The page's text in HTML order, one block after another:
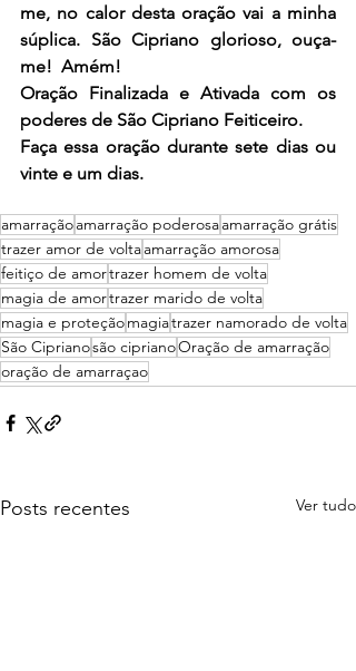
me, no calor desta oração vai a minha
súplica. São Cipriano glorioso, ouça-
me!  Amém!
Oração Finalizada e Ativada com os
poderes de São Cipriano Feiticeiro.
Faça essa oração durante sete dias ou
vinte e um dias.
amarraçãoamarração poderosaamarração grátis
trazer amor de voltaamarração amorosa
feitiço de amortrazer homem de volta
magia de amortrazer marido de volta
magia e proteçãomagiatrazer namorado de volta
São Ciprianosão ciprianoOração de amarração
oração de amarraçao
Posts recentes Ver tudo